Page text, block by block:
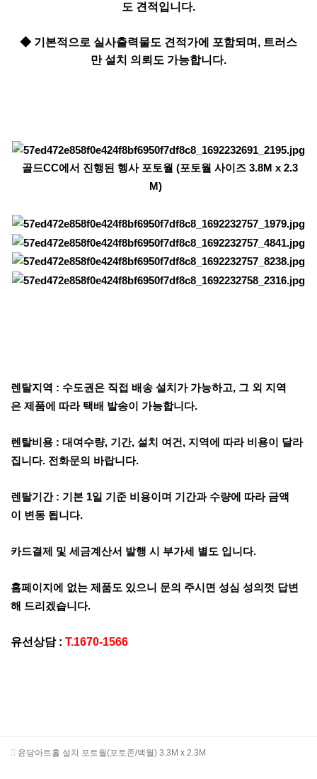
도 견적입니다.
◆ 기본적으로 실사출력물도 견적가에 포함되며, 트러스
만 설치 의뢰도 가능합니다.
골드CC에서 진행된 헹사 포토월 (포토월 사이즈 3.8M x 2.3
M)
렌탈지역 : 수도권은 직접 배송 설치가 가능하고, 그 외 지역
은 제품에 따라 택배 발송이 가능합니다.
렌탈비용 : 대여수량, 기간, 설치 여건, 지역에 따라 비용이 달라
집니다. 전화문의 바랍니다.
렌탈기간 : 기본 1일 기준 비용이며 기간과 수량에 따라 금액
이 변동 됩니다.
카드결제 및 세금계산서 발행 시 부가세 별도 입니다.
홈페이지에 없는 제품도 있으니 문의 주시면 성심 성의껏 답변
해 드리겠습니다.
유선상담 : T.1670-1566
윤당아트홀 설치 포토월(포토존/백월) 3.3M x 2.3M